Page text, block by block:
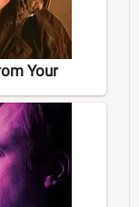
Your